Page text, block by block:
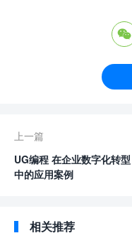

上一篇
UG编程 在企业数字化转型
中的应用案例
相关推荐